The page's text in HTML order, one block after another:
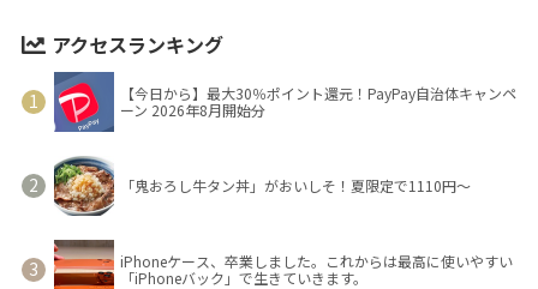
アクセスランキング
【今日から】最大30％ポイント還元！PayPay自治体キャンペ
ーン 2026年8月開始分
「鬼おろし牛タン丼」がおいしそ！夏限定で1110円～
iPhoneケース、卒業しました。これからは最高に使いやすい
「iPhoneバック」で生きていきます。